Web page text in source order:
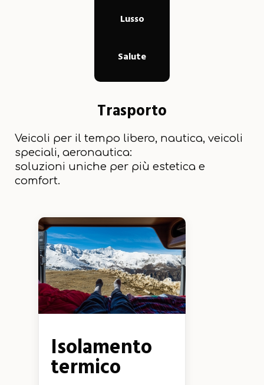
Lusso
Salute
Trasporto
Veicoli per il tempo libero, nautica, veicoli
speciali, aeronautica:
soluzioni uniche per più estetica e
comfort.
Isolamento
termico